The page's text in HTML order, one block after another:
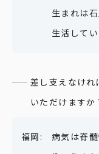
生まれは
生活してい
差し支えなけれ
いただけますか
病気は脊